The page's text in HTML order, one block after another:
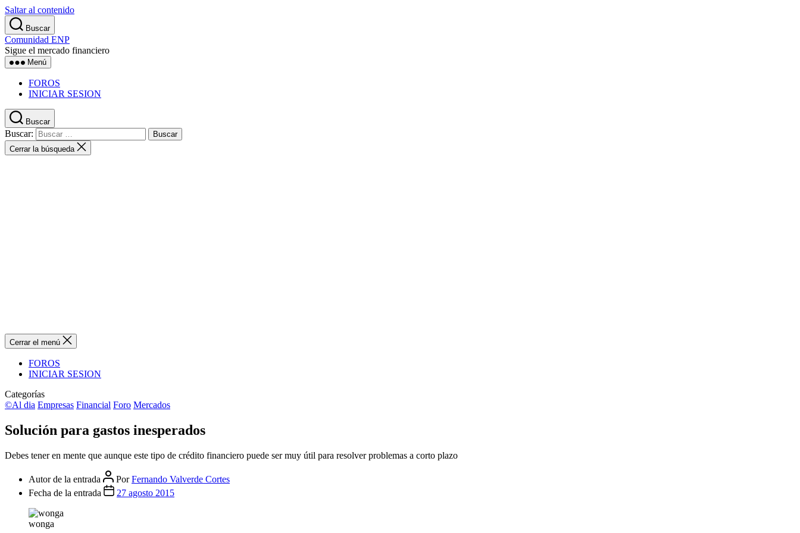
Saltar al contenido
Buscar
Comunidad ENP
Sigue el mercado financiero
Menú
FOROS
INICIAR SESION
Buscar
Buscar:
Cerrar la búsqueda
Cerrar el menú
FOROS
INICIAR SESION
Categorías
©Al dia Empresas Financial Foro Mercados
Solución para gastos inesperados
Debes tener en mente que aunque este tipo de crédito financiero puede ser muy útil para resolver problemas a corto plazo
Autor de la entrada PorFernando Valverde Cortes
Fecha de la entrada
27 agosto 2015
wonga